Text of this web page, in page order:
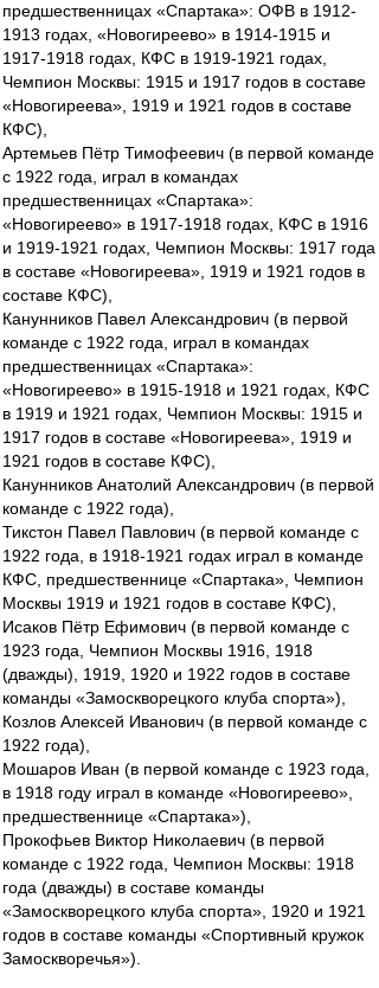
предшественницах «Спартака»: ОФВ в 1912-
1913 годах, «Новогиреево» в 1914-1915 и
1917-1918 годах, КФС в 1919-1921 годах,
Чемпион Москвы: 1915 и 1917 годов в составе
«Новогиреева», 1919 и 1921 годов в составе
КФС),
Артемьев Пётр Тимофеевич (в первой команде
с 1922 года, играл в командах
предшественницах «Спартака»:
«Новогиреево» в 1917-1918 годах, КФС в 1916
и 1919-1921 годах, Чемпион Москвы: 1917 года
в составе «Новогиреева», 1919 и 1921 годов в
составе КФС),
Канунников Павел Александрович (в первой
команде с 1922 года, играл в командах
предшественницах «Спартака»:
«Новогиреево» в 1915-1918 и 1921 годах, КФС
в 1919 и 1921 годах, Чемпион Москвы: 1915 и
1917 годов в составе «Новогиреева», 1919 и
1921 годов в составе КФС),
Канунников Анатолий Александрович (в первой
команде с 1922 года),
Тикстон Павел Павлович (в первой команде с
1922 года, в 1918-1921 годах играл в команде
КФС, предшественнице «Спартака», Чемпион
Москвы 1919 и 1921 годов в составе КФС),
Исаков Пётр Ефимович (в первой команде с
1923 года, Чемпион Москвы 1916, 1918
(дважды), 1919, 1920 и 1922 годов в составе
команды «Замоскворецкого клуба спорта»),
Козлов Алексей Иванович (в первой команде с
1922 года),
Мошаров Иван (в первой команде с 1923 года,
в 1918 году играл в команде «Новогиреево»,
предшественнице «Спартака»),
Прокофьев Виктор Николаевич (в первой
команде с 1922 года, Чемпион Москвы: 1918
года (дважды) в составе команды
«Замоскворецкого клуба спорта», 1920 и 1921
годов в составе команды «Спортивный кружок
Замоскворечья»).